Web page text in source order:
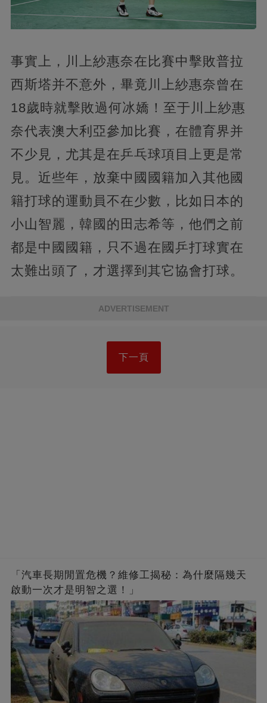
事實上，川上紗惠奈在比賽中擊敗普拉
西斯塔并不意外，畢竟川上紗惠奈曾在
18歲時就擊敗過何冰嬌！至于川上紗惠
奈代表澳大利亞參加比賽，在體育界并
不少見，尤其是在乒乓球項目上更是常
見。近些年，放棄中國國籍加入其他國
籍打球的運動員不在少數，比如日本的
小山智麗，韓國的田志希等，他們之前
都是中國國籍，只不過在國乒打球實在
太難出頭了，才選擇到其它協會打球。
ADVERTISEMENT
下一頁
「汽車長期閒置危機？維修工揭秘：為什麼隔幾天
啟動一次才是明智之選！」